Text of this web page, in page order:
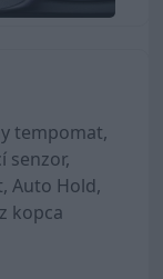
tempomat,
senzor,
Auto Hold,
kopca